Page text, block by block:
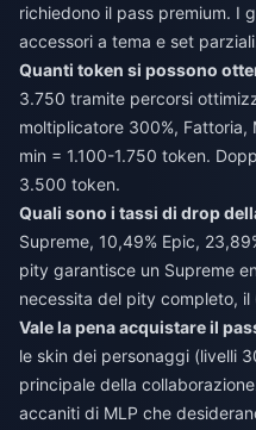
richiedono il pass premium. I
accessori a tema e set
Quanti token si possono
3.750 tramite percorsi
moltiplicatore 300%, Fattoria,
min = 1.100-1.750 token.
3.500 token.
Quali sono i tassi di drop
Supreme, 10,49% Epic,
pity garantisce un Supreme
necessita del pity completo, il
Vale la pena acquistare il
le skin dei personaggi (livelli
principale della
accaniti di MLP che